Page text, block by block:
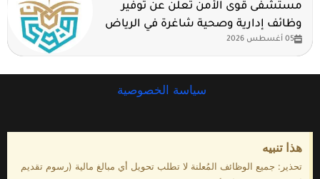
مستشفى قوى الأمن تعلن عن توفير
وظائف إدارية وصحية شاغرة في الرياض
05 أغسطس 2026
سياسة الخصوصية
هذا تنبيه
تحذير: جميع الوظائف المُعلنة لا تطلب تحويل أي مبالغ مالية (رسوم تقديم